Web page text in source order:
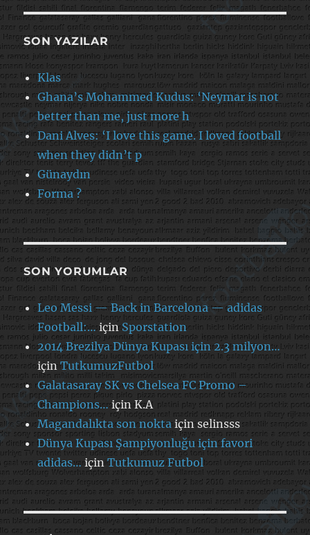
SON YAZILAR
Klas
Ghana’s Mohammed Kudus: ‘Neymar is not
better than me, just more h
Dani Alves: ‘I love this game. I loved football
when they didn’t p
Günaydın
Forma ?
SON YORUMLAR
Leo Messi — Back in Barcelona — adidas
Football:…içinSporstation
2014 Brezilya Dünya Kupası için 2.3 milyon…
içinTutkumuzFutbol
Galatasaray SK vs Chelsea FC Promo –
Champions…içinK.A
Magandalıkta son noktaiçinselinsss
Dünya Kupası Şampiyonluğu için favori
adidas… içinTutkumuz Futbol